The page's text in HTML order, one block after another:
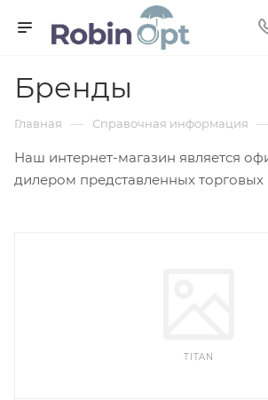
Бренды
Главная — Справочная информация
Наш интернет-магазин является
дилером представленных торговых
TITAN